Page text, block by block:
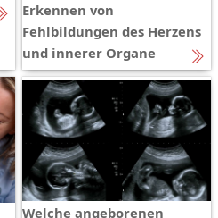
Erkennen von
Fehlbildungen des Herzens
und innerer Organe
Welche angeborenen